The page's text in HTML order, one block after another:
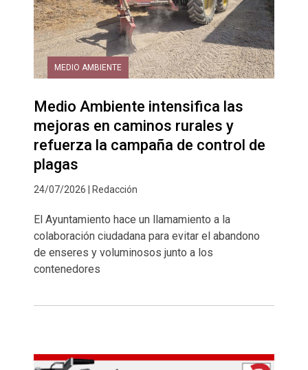
MEDIO AMBIENTE
Medio Ambiente intensifica las
mejoras en caminos rurales y
refuerza la campaña de control de
plagas
24/07/2026 | Redacción
El Ayuntamiento hace un llamamiento a la
colaboración ciudadana para evitar el abandono
de enseres y voluminosos junto a los
contenedores